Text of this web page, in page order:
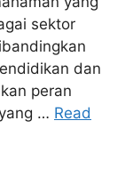
sektor
dan
peran
… Read